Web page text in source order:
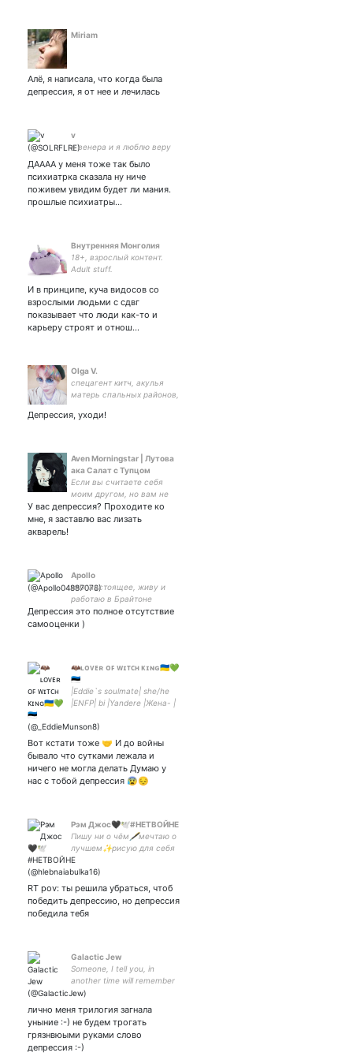
Miriam
Алё, я написала, что когда была
депрессия, я от нее и лечилась
v
я венера и я люблю веру
ДАААА у меня тоже так было
психиатрка сказала ну ниче
поживем увидим будет ли мания.
прошлые психиатры…
Внутренняя Монголия
18+, взрослый контент.
Adult stuff.
И в принципе, куча видосов со
взрослыми людьми с сдвг
показывает что люди как-то и
карьеру строят и отнош…
Olga V.
спецагент китч, акулья
матерь спальных районов,
авангардной интервенции
Депрессия, уходи!
Aven Morningstar | Лутова
ака Салат с Тупцом
Если вы считаете себя
моим другом, но вам не
нравится, что я могу
послать вас нахуй, то
У вас депрессия? Проходите ко
мне, я заставлю вас лизать
акварель!
Apollo
имя настоящее, живу и
работаю в Брайтоне
Депрессия это полное отсутствие
самооценки )
🦇ʟᴏᴠᴇʀ ᴏꜰ ᴡɪᴛᴄʜ ᴋɪɴɢ🇺🇦💚
🇪🇪
|Eddie`s soulmate| she/he
|ENFP| bi |Yandere |Жена- |
человечек- #ST #LOTR
#MCU #TLOU
Вот кстати тоже 🤝 И до войны
бывало что сутками лежала и
ничего не могла делать Думаю у
нас с тобой депрессия 😰😔
Рэм Джос🖤🕊️#НЕТВОЙНЕ
Пишу ни о чём🖋️мечтаю о
лучшем✨рисую для себя
🎨слушаю музыку до
бесконечности🎶живу в
фандомах, попивая кофеёк
☕ #взаимный с
интересными
RT pov: ты решила убраться, чтоб
победить депрессию, но депрессия
победила тебя
Galactic Jew
Someone, I tell you, in
another time will remember
us.
лично меня трилогия загнала
уныние :-) не будем трогать
грязнвюыми руками слово
депрессия :-)